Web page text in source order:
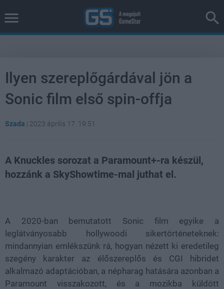
Ilyen szereplőgárdával jön a
Sonic film első spin-offja
Szada | 2023 április 17. 19:51
A Knuckles sorozat a Paramount+-ra készül,
hozzánk a SkyShowtime-mal juthat el.
A 2020-ban bemutatott Sonic film egyike a
leglátványosabb hollywoodi sikertörténeteknek:
mindannyian emlékszünk rá, hogyan nézett ki eredetileg
szegény karakter az élőszereplős és CGI hibridet
alkalmazó adaptációban, a népharag hatására azonban a
Paramount visszakozott, és a mozikba küldött